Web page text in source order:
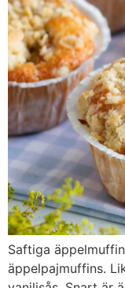
Saftiga
äppelpajmuffins.